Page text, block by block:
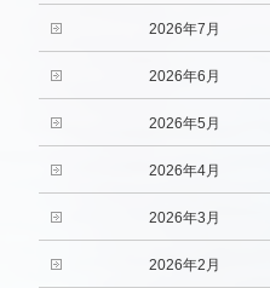
2026年7月
2026年6月
2026年5月
2026年4月
2026年3月
2026年2月